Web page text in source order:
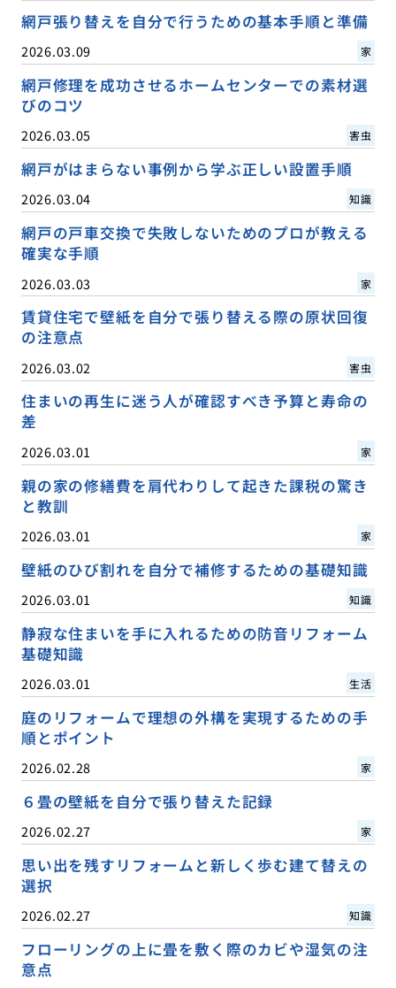
網戸張り替えを自分で行うための基本手順と準備
2026.03.09 家
網戸修理を成功させるホームセンターでの素材選
びのコツ
2026.03.05 害虫
網戸がはまらない事例から学ぶ正しい設置手順
2026.03.04 知識
網戸の戸車交換で失敗しないためのプロが教える
確実な手順
2026.03.03 家
賃貸住宅で壁紙を自分で張り替える際の原状回復
の注意点
2026.03.02 害虫
住まいの再生に迷う人が確認すべき予算と寿命の
差
2026.03.01 家
親の家の修繕費を肩代わりして起きた課税の驚き
と教訓
2026.03.01 家
壁紙のひび割れを自分で補修するための基礎知識
2026.03.01 知識
静寂な住まいを手に入れるための防音リフォーム
基礎知識
2026.03.01 生活
庭のリフォームで理想の外構を実現するための手
順とポイント
2026.02.28 家
６畳の壁紙を自分で張り替えた記録
2026.02.27 家
思い出を残すリフォームと新しく歩む建て替えの
選択
2026.02.27 知識
フローリングの上に畳を敷く際のカビや湿気の注
意点